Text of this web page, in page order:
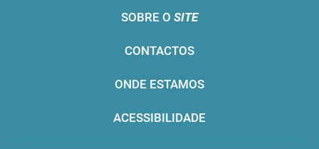
SOBRE O SITE
CONTACTOS
ONDE ESTAMOS
ACESSIBILIDADE